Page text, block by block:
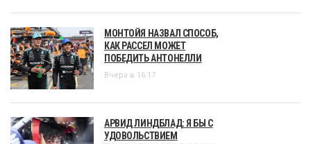
МОНТОЙЯ НАЗВАЛ СПОСОБ,
КАК РАССЕЛ МОЖЕТ
ПОБЕДИТЬ АНТОНЕЛЛИ
Вчера в 16:17
АРВИД ЛИНДБЛАД: Я БЫ С
УДОВОЛЬСТВИЕМ